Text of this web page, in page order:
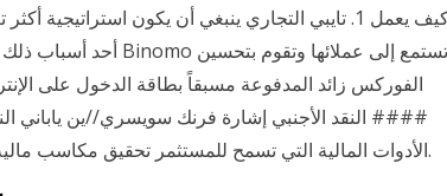
كيف يعمل 1. تايبي التجاري ينبغي أن يكون
#### النقد الأجنبي إشارة فرنك سويسري//ين ياباني
الأدوات المالية التي تسمح للمستثمر تحقيق مكاسب مالية مهمة من خلال تنبؤ أسعار الأصول داخل السوق.